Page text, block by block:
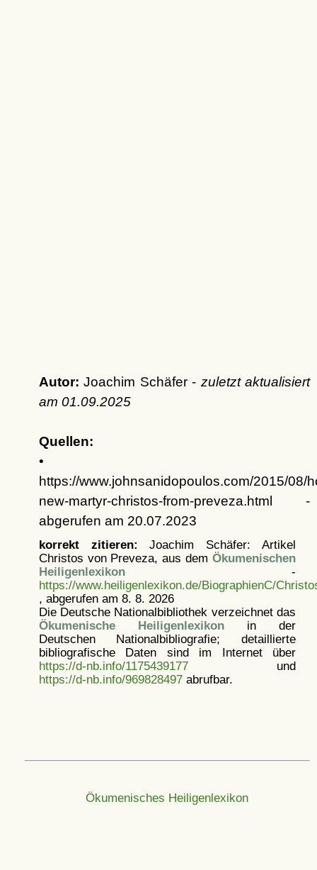
Autor: Joachim Schäfer - zuletzt aktualisiert
am 01.09.2025
Quellen:
•
https://www.johnsanidopoulos.com/2015/08/
new-martyr-christos-from-preveza.html -
abgerufen am 20.07.2023
korrekt zitieren: Joachim Schäfer: Artikel
Christos von Preveza, aus dem Ökumenischen
Heiligenlexikon-
https://www.heiligenlexikon.de/BiographienC/
, abgerufen am 8. 8. 2026
Die Deutsche Nationalbibliothek verzeichnet das
Ökumenische Heiligenlexikonin der
Deutschen Nationalbibliografie; detaillierte
bibliografische Daten sind im Internet über
https://d-nb.info/1175439177und
https://d-nb.info/969828497abrufbar.
Ökumenisches Heiligenlexikon